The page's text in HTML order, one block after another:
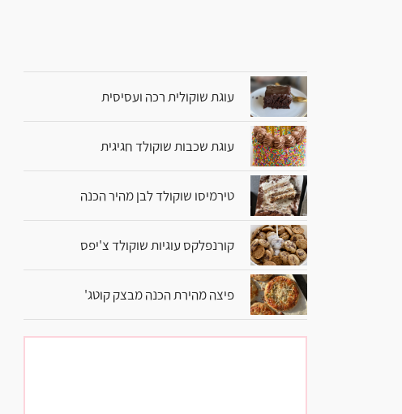
עוגת שוקולית רכה ועסיסית
עוגת שכבות שוקולד חגיגית
טירמיסו שוקולד לבן מהיר הכנה
קורנפלקס עוגיות שוקולד צ'יפס
פיצה מהירת הכנה מבצק קוטג'